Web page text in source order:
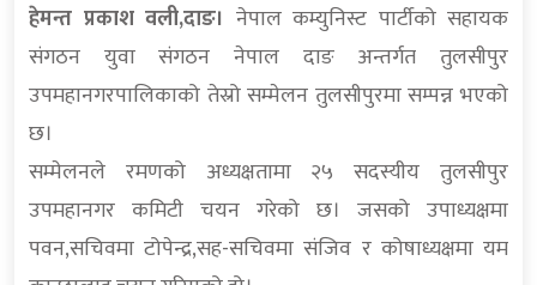
हेमन्त प्रकाश वली,दाङ। नेपाल कम्युनिस्ट पार्टीको सहायक
संगठन युवा संगठन नेपाल दाङ अन्तर्गत तुलसीपुर
उपमहानगरपालिकाको तेस्रो सम्मेलन तुलसीपुरमा सम्पन्न भएको
छ।
सम्मेलनले रमणको अध्यक्षतामा २५ सदस्यीय तुलसीपुर
उपमहानगर कमिटी चयन गरेको छ। जसको उपाध्यक्षमा
पवन,सचिवमा टोपेन्द्र,सह-सचिवमा संजिव र कोषाध्यक्षमा यम